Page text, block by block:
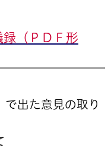
録（ＰＤＦ形
出た意見の取り